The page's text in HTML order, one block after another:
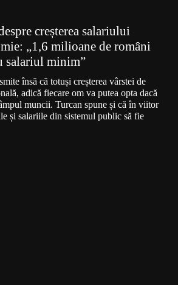
creșterea salariului
„1,6 milioane de români
salariul minim”
însă că totuși creșterea vârstei de
adică fiecare om va putea opta dacă
muncii. Turcan spune și că în viitor
și salariile din sistemul public să fie